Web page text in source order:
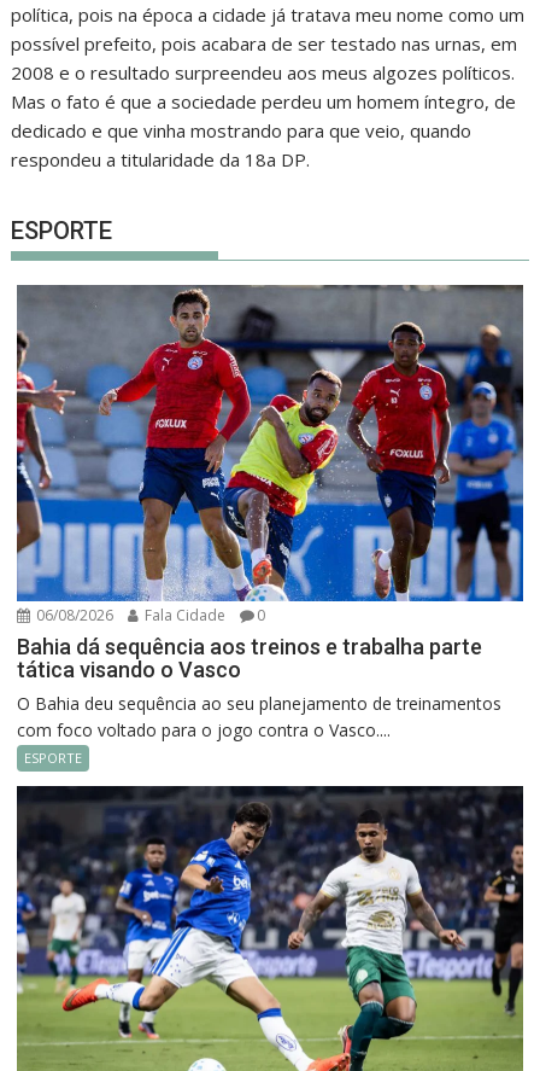
política, pois na época a cidade já tratava meu nome como um
possível prefeito, pois acabara de ser testado nas urnas, em
2008 e o resultado surpreendeu aos meus algozes políticos.
Mas o fato é que a sociedade perdeu um homem íntegro, de
dedicado e que vinha mostrando para que veio, quando
respondeu a titularidade da 18a DP.
ESPORTE
06/08/2026 Fala Cidade 0
Bahia dá sequência aos treinos e trabalha parte
tática visando o Vasco
O Bahia deu sequência ao seu planejamento de treinamentos
com foco voltado para o jogo contra o Vasco....
ESPORTE